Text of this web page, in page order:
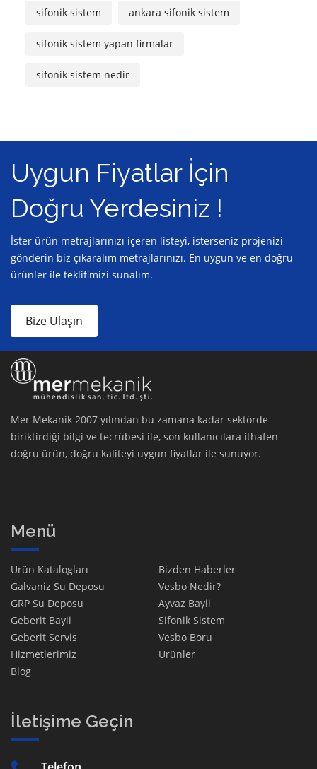
sifonik sistem ankara sifonik sistem
sifonik sistem yapan firmalar
sifonik sistem nedir
Uygun Fiyatlar İçin
Doğru Yerdesiniz !
İster ürün metrajlarınızı içeren listeyi, isterseniz projenizi
gönderin biz çıkaralım metrajlarınızı. En uygun ve en doğru
ürünler ile teklifimizi sunalım.
Bize Ulaşın
Mer Mekanik 2007 yılından bu zamana kadar sektörde
biriktirdiği bilgi ve tecrübesi ile, son kullanıcılara ithafen
doğru ürün, doğru kaliteyi uygun fiyatlar ile sunuyor.
Menü
Ürün Katalogları
Bizden Haberler
Galvaniz Su Deposu
Vesbo Nedir?
GRP Su Deposu
Ayvaz Bayii
Geberit Bayii
Sifonik Sistem
Geberit Servis
Vesbo Boru
Hizmetlerimiz
Ürünler
Blog
İletişime Geçin